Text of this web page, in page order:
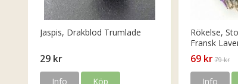
Jaspis, Drakblod Trumlade
29 kr
Info Köp
Rökelse,
Fransk
69 kr 79 kr
Info